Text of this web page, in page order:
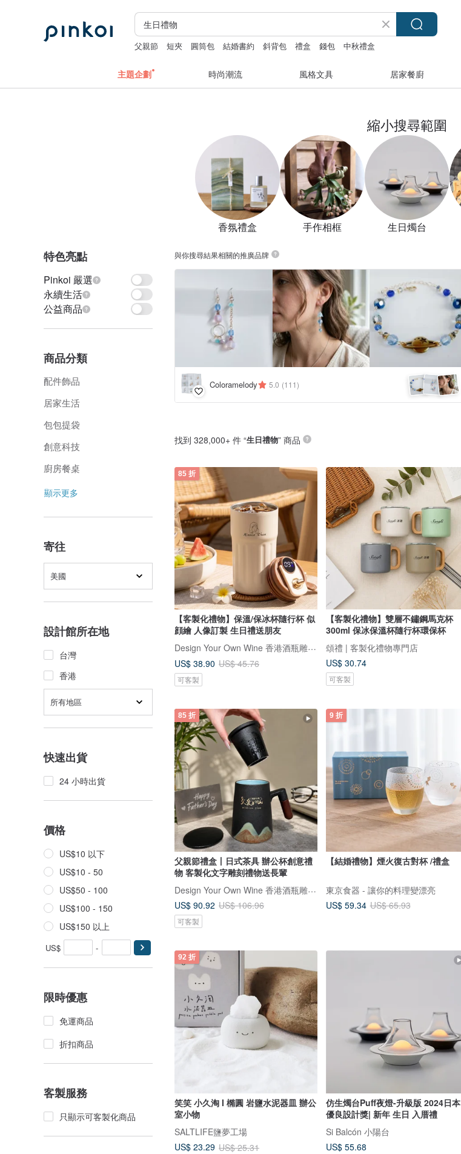
父親節 短夾 圓筒包 結婚書約 斜背包 禮盒 錢包 中秋禮盒
主題企劃 時尚潮流 風格文具 居家餐廚
縮小搜尋範圍
香氛禮盒 手作相框 生日燭台
特色亮點
Pinkoi 嚴選
永續生活
公益商品
商品分類
配件飾品
居家生活
包包提袋
創意科技
廚房餐桌
顯示更多
寄往
美國
設計館所在地
台灣
香港
所有地區
快速出貨
24 小時出貨
價格
US$10 以下
US$10 - 50
US$50 - 100
US$100 - 150
US$150 以上
US$ -
限時優惠
免運商品
折扣商品
客製服務
只顯示可客製化商品
與你搜尋結果相關的推廣品牌
Coloramelody 5.0 (111)
找到 328,000+ 件 “生日禮物” 商品
85 折
【客製化禮物】保溫/保冰杯隨行杯 似
顔繪 人像訂製 生日禮送朋友
Design Your Own Wine 香港酒瓶雕刻禮品專門店
US$ 38.90 US$ 45.76
可客製
【客製化禮物】雙層不鏽鋼馬克杯
300ml 保冰保溫杯隨行杯環保杯
頌禮 | 客製化禮物專門店
US$ 30.74
可客製
85 折
父親節禮盒丨日式茶具 辦公杯創意禮
物 客製化文字雕刻禮物送長輩
Design Your Own Wine 香港酒瓶雕刻禮品專門店
US$ 90.92 US$ 106.96
可客製
9 折
【結婚禮物】煙火復古對杯 /禮盒
東京食器 - 讓你的料理變漂亮
US$ 59.34 US$ 65.93
92 折
笑笑 小久淘 I 橢圓 岩鹽水泥器皿 辦公
室小物
SALTLIFE鹽夢工場
US$ 23.29 US$ 25.31
仿生燭台Puff夜燈-升級版 2024日本
優良設計獎| 新年 生日 入厝禮
Si Balcón 小陽台
US$ 55.68